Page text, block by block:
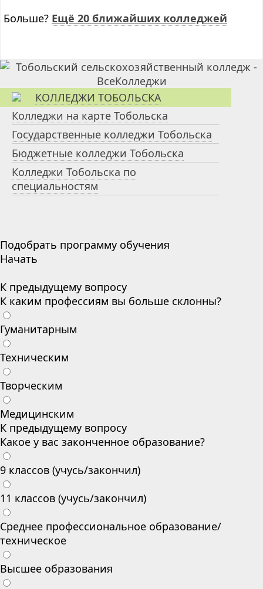
Больше? Ещё 20 ближайших колледжей
КОЛЛЕДЖИ ТОБОЛЬСКА
Колледжи на карте Тобольска
Государственные колледжи Тобольска
Бюджетные колледжи Тобольска
Колледжи Тобольска по
специальностям
Подобрать программу обучения
Начать
К предыдущему вопросу
К каким профессиям вы больше склонны?
Гуманитарным
Техническим
Творческим
Медицинским
К предыдущему вопросу
Какое у вас законченное образование?
9 классов (учусь/закончил)
11 классов (учусь/закончил)
Среднее профессиональное образование/
техническое
Высшее образования